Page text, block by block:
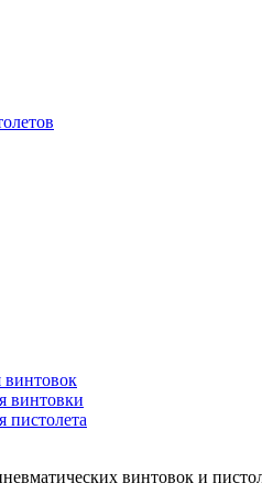
винтовки
пистолета
винтовок и